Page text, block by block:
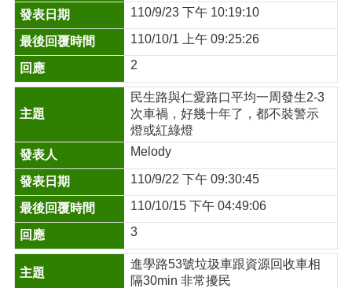
110/9/23 下午 10:19:10
110/10/1 上午 09:25:26
2
民生路與仁愛路口平均一周發生2-3
次車禍，好幾十年了，都不裝警示
燈或紅綠燈
Melody
110/9/22 下午 09:30:45
110/10/15 下午 04:49:06
3
進學路53號垃圾車跟資源回收車相
隔30min 非常擾民